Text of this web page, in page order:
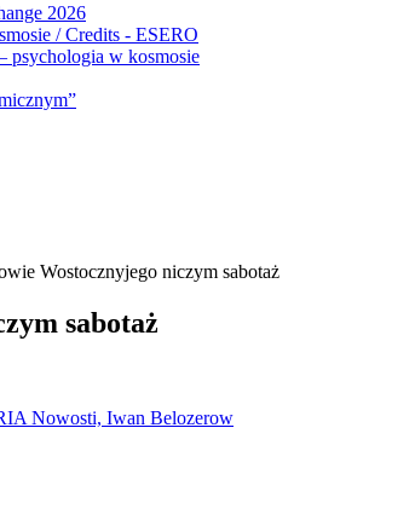
2026
psychologia w kosmosie
Wostocznyjego niczym sabotaż
sabotaż